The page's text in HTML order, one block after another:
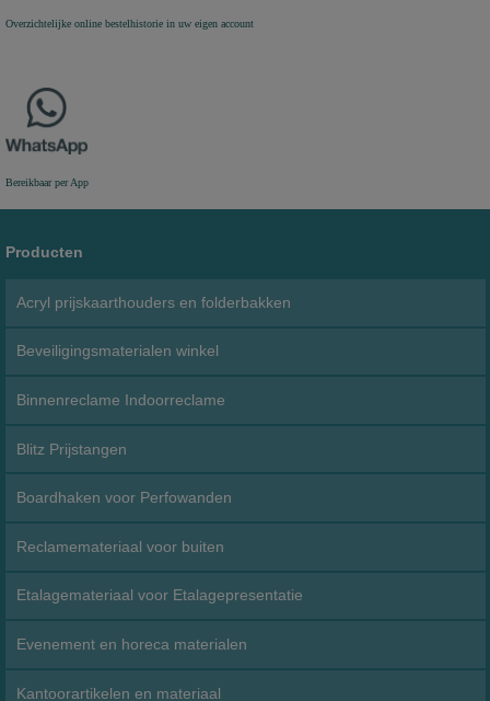
Overzichtelijke online bestelhistorie in uw eigen account
Bereikbaar per App
Producten
Acryl prijskaarthouders en folderbakken
Beveiligingsmaterialen winkel
Binnenreclame Indoorreclame
Blitz Prijstangen
Boardhaken voor Perfowanden
Reclamemateriaal voor buiten
Etalagemateriaal voor Etalagepresentatie
Evenement en horeca materialen
Kantoorartikelen en materiaal